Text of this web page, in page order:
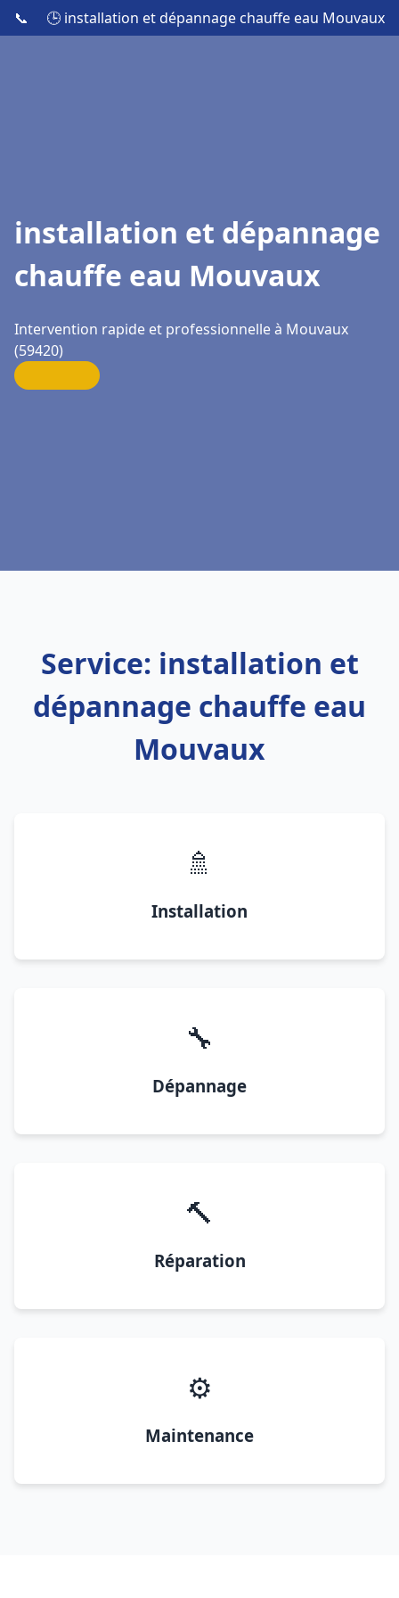
📞 🕒 installation et dépannage chauffe eau Mouvaux
installation et dépannage
chauffe eau Mouvaux
Intervention rapide et professionnelle à Mouvaux
(59420)
Service: installation et
dépannage chauffe eau
Mouvaux
🚿
Installation
🔧
Dépannage
🔨
Réparation
⚙️
Maintenance